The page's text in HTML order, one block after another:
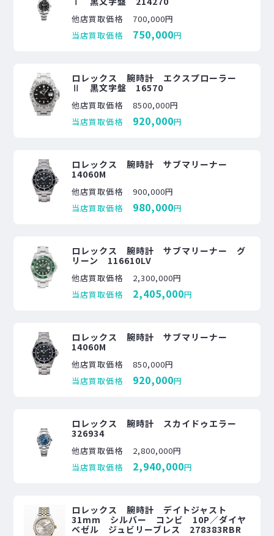
他店買取価格
700,000円
当店買取価格
750,000円
ロレックス 腕時計 エクスプローラー
Ⅱ 黒文字盤 16570
他店買取価格
8500,000円
当店買取価格
920,000円
ロレックス 腕時計 サブマリーナー
14060M
他店買取価格
900,000円
当店買取価格
980,000円
ロレックス 腕時計 サブマリーナー グ
リーン 116610LV
他店買取価格
2,300,000円
当店買取価格
2,405,000円
ロレックス 腕時計 サブマリーナー
14060M
他店買取価格
850,000円
当店買取価格
920,000円
ロレックス 腕時計 スカイドゥエラー
326934
他店買取価格
2,800,000円
当店買取価格
2,940,000円
ロレックス 腕時計 デイトジャスト
31mm シルバー コンビ 10P／ダイヤ
ベゼル ジュビリーブレス 278383RBR